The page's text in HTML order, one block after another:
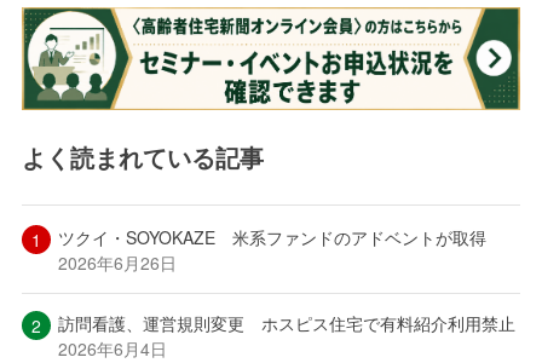
よく読まれている記事
ツクイ・SOYOKAZE 米系ファンドのアドベントが取得
2026年6月26日
訪問看護、運営規則変更 ホスピス住宅で有料紹介利用禁止
2026年6月4日